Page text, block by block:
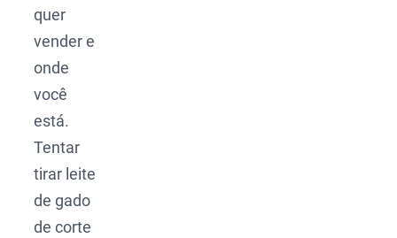
quer
vender e
onde
você
está.
Tentar
tirar leite
de gado
de corte